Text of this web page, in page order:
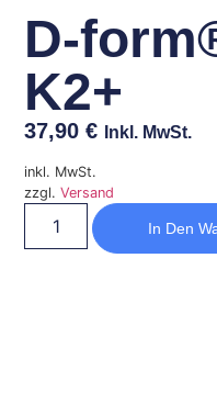
D-
K2+
37,90€ Inkl. MwSt.
inkl. MwSt.
zzgl.Versand
In Den